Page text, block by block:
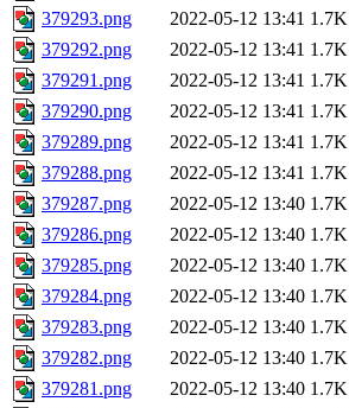
379293.png
2022-05-12 13:41 1.7K
379292.png
2022-05-12 13:41 1.7K
379291.png
2022-05-12 13:41 1.7K
379290.png
2022-05-12 13:41 1.7K
379289.png
2022-05-12 13:41 1.7K
379288.png
2022-05-12 13:41 1.7K
379287.png
2022-05-12 13:40 1.7K
379286.png
2022-05-12 13:40 1.7K
379285.png
2022-05-12 13:40 1.7K
379284.png
2022-05-12 13:40 1.7K
379283.png
2022-05-12 13:40 1.7K
379282.png
2022-05-12 13:40 1.7K
379281.png
2022-05-12 13:40 1.7K